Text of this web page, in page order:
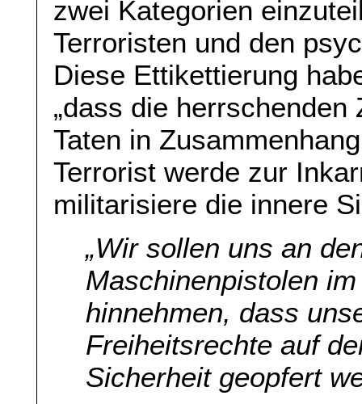
zwei Kategorien
Terroristen und den
Diese Ettikettierung
„dass die
Taten in
Terrorist werde zur
militarisiere die innere
„Wir sollen uns an
Maschinenpistolen
hinnehmen, dass
Freiheitsrechte auf
Sicherheit geopfert